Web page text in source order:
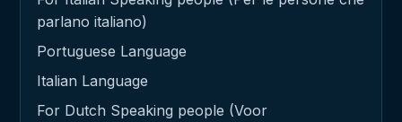
parlano italiano)
Portuguese Language
Italian Language
For Dutch Speaking people (Voor